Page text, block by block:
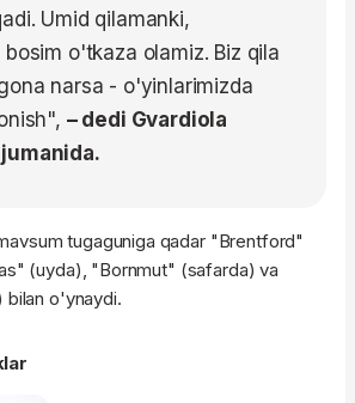
Umid qilamanki,
o'tkaza olamiz. Biz qila
narsa - o'yinlarimizda
– dedi Gvardiola
tugaguniga qadar "Brentford"
(uyda), "Bornmut" (safarda) va
bilan o'ynaydi.